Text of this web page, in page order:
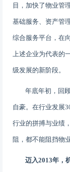
目，加快了物业管
基础服务、资产管
综合服务平台，在
上述企业为代表的
级发展的新阶段。
年底年初，回
自豪。在行业发展
行业的拼搏与业绩
阻，都不能阻挡物
迈入2013年，